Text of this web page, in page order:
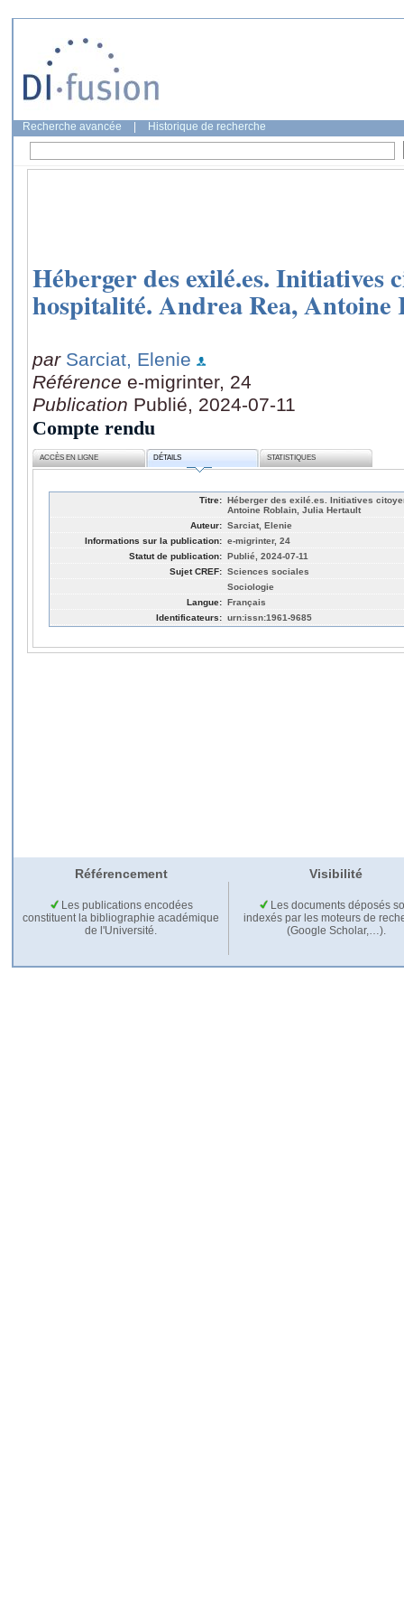
Recherche avancée Historique de recherche
Héberger des exilé.es. Initiatives
hospitalité. Andrea Rea,
par Sarciat, Elenie
Référence e-migrinter, 24
Publication Publié, 2024-07-11
Compte rendu
ACCÈS EN LIGNE DÉTAILS STATISTIQUES
Titre: Héberger des exilé.es. Initiatives
Antoine Roblain, Julia Hertault
Auteur: Sarciat, Elenie
Informations sur la publication: e-migrinter, 24
Statut de publication: Publié, 2024-07-11
Sujet CREF: Sciences sociales
Sociologie
Langue: Français
Identificateurs: urn:issn:1961-9685
Référencement Visibilité
Les publications encodées
constituent la bibliographie académique
de l'Université.
Les documents déposés
indexés par les moteurs de
(Google Scholar,…).